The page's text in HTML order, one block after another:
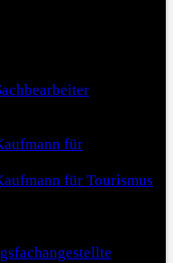
für
für Tourismus